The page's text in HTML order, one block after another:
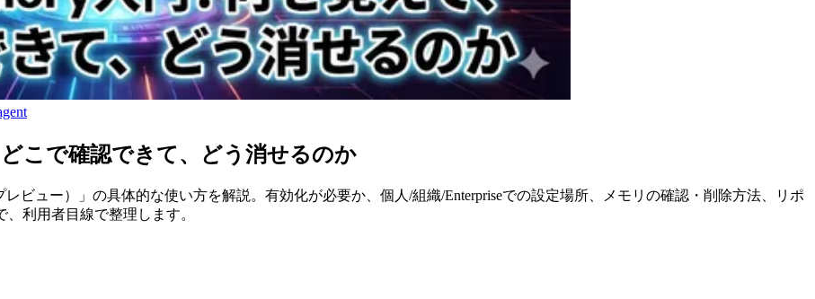
こで確認できて、どう消せるのか
ビュー）」の具体的な使い方を解説。有効化が必要か、個人/組織/Enterpriseでの設定場所、メモリの確認・削除方法、リポ
利用者目線で整理します。